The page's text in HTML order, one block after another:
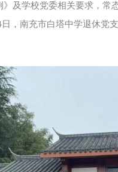
及学校党委相关要求，
，南充市白塔中学退休党